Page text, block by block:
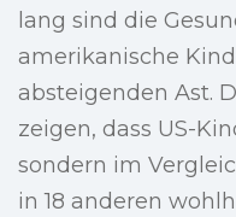
lang sind die
amerikanische
absteigenden Ast.
zeigen, dass US-
sondern im
in 18 anderen